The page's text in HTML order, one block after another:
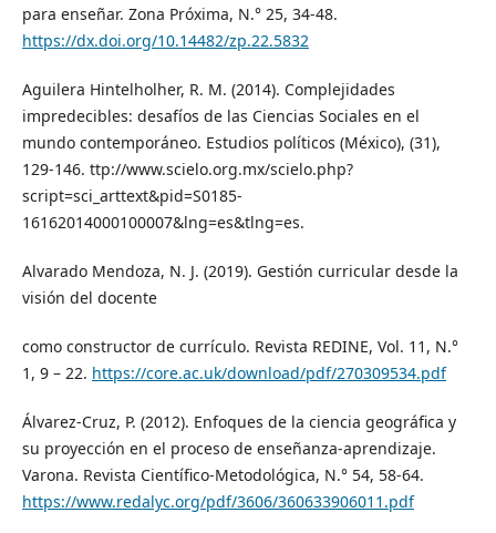
para enseñar. Zona Próxima, N.° 25, 34-48.
https://dx.doi.org/10.14482/zp.22.5832
Aguilera Hintelholher, R. M. (2014). Complejidades
impredecibles: desafíos de las Ciencias Sociales en el
mundo contemporáneo. Estudios políticos (México), (31),
129-146. ttp://www.scielo.org.mx/scielo.php?
script=sci_arttext&pid=S0185-
16162014000100007&lng=es&tlng=es.
Alvarado Mendoza, N. J. (2019). Gestión curricular desde la
visión del docente
como constructor de currículo. Revista REDINE, Vol. 11, N.°
1, 9 – 22. https://core.ac.uk/download/pdf/270309534.pdf
Álvarez-Cruz, P. (2012). Enfoques de la ciencia geográfica y
su proyección en el proceso de enseñanza-aprendizaje.
Varona. Revista Científico-Metodológica, N.° 54, 58-64.
https://www.redalyc.org/pdf/3606/360633906011.pdf